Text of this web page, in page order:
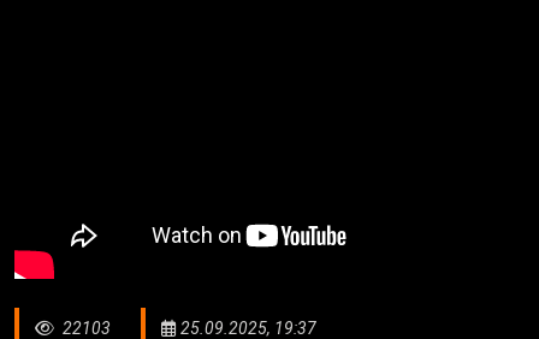
22103 25.09.2025, 19:37